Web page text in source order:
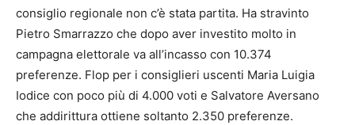
consiglio regionale non c’è stata partita. Ha stravinto
Pietro Smarrazzo che dopo aver investito molto in
campagna elettorale va all’incasso con 10.374
preferenze. Flop per i consiglieri uscenti Maria Luigia
Iodice con poco più di 4.000 voti e Salvatore Aversano
che addirittura ottiene soltanto 2.350 preferenze.